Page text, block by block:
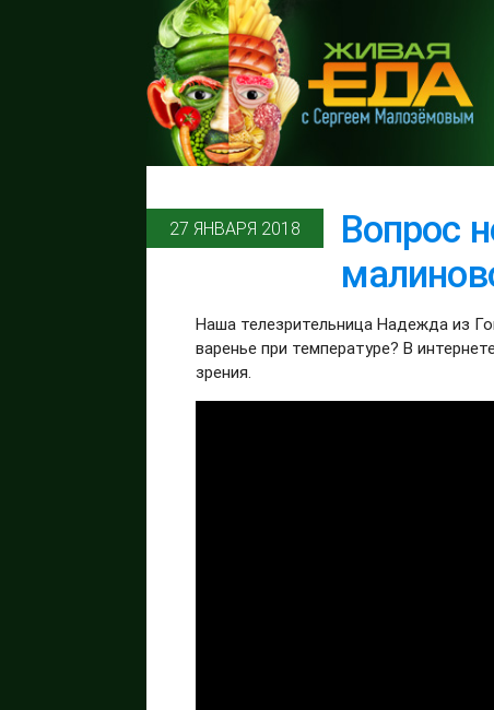
27 ЯНВАРЯ 2018
Вопрос
Наша телезрительница Надежда из
варенье при температуре? В
зрения.